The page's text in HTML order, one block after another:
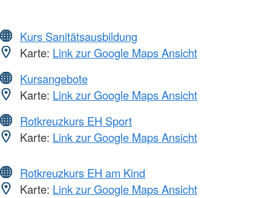
Kurs Sanitätsausbildung
Karte: Link zur Google Maps Ansicht
Kursangebote
Karte: Link zur Google Maps Ansicht
Rotkreuzkurs EH Sport
Karte: Link zur Google Maps Ansicht
Rotkreuzkurs EH am Kind
Karte: Link zur Google Maps Ansicht